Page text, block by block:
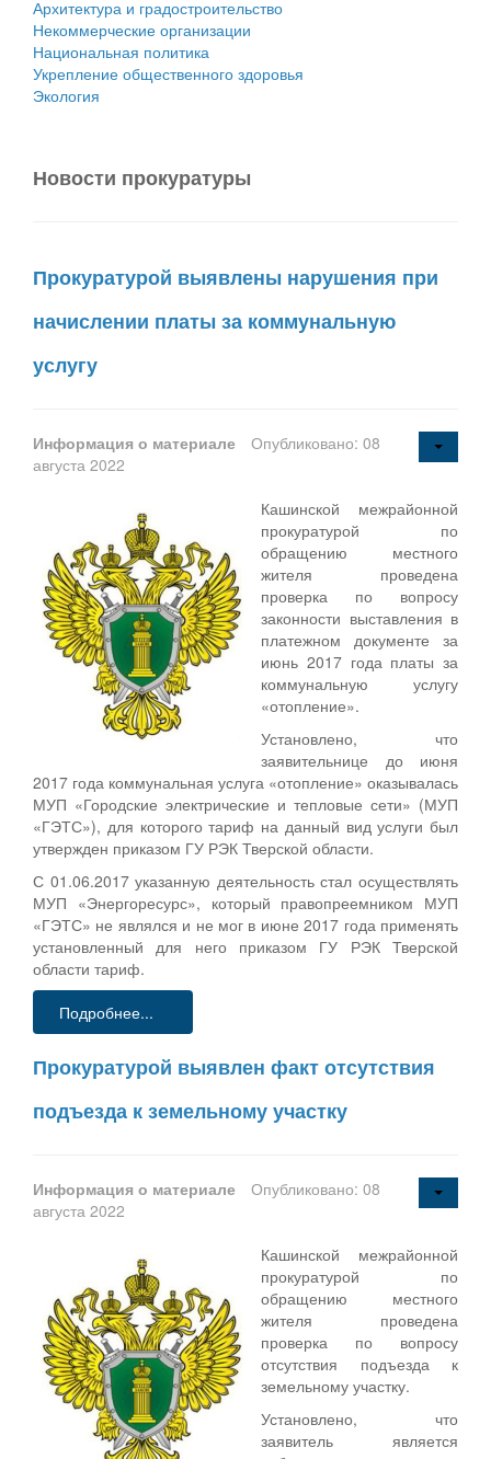
Архитектура и градостроительство
Некоммерческие организации
Национальная политика
Укрепление общественного здоровья
Экология
Новости прокуратуры
Прокуратурой выявлены нарушения при
начислении платы за коммунальную
услугу
Информация о материале
Опубликовано: 08
августа 2022
Кашинской межрайонной
прокуратурой по
обращению местного
жителя проведена
проверка по вопросу
законности выставления в
платежном документе за
июнь 2017 года платы за
коммунальную услугу
«отопление».
Установлено, что
заявительнице до июня
2017 года коммунальная услуга «отопление» оказывалась
МУП «Городские электрические и тепловые сети» (МУП
«ГЭТС»), для которого тариф на данный вид услуги был
утвержден приказом ГУ РЭК Тверской области.
С 01.06.2017 указанную деятельность стал осуществлять
МУП «Энергоресурс», который правопреемником МУП
«ГЭТС» не являлся и не мог в июне 2017 года применять
установленный для него приказом ГУ РЭК Тверской
области тариф.
Подробнее...
Прокуратурой выявлен факт отсутствия
подъезда к земельному участку
Информация о материале
Опубликовано: 08
августа 2022
Кашинской межрайонной
прокуратурой по
обращению местного
жителя проведена
проверка по вопросу
отсутствия подъезда к
земельному участку.
Установлено, что
заявитель является